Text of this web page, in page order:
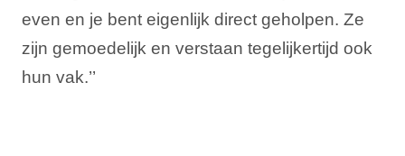
even en je bent eigenlijk direct geholpen. Ze
zijn gemoedelijk en verstaan tegelijkertijd ook
hun vak.’’